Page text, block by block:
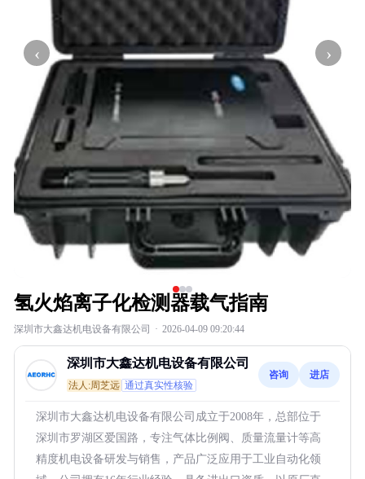
‹ ›
氢火焰离子化检测器载气指南
深圳市大鑫达机电设备有限公司 · 2026-04-09 09:20:44
深圳市大鑫达机电设备有限公司
法人:周芝远 通过真实性核验
咨询 进店
深圳市大鑫达机电设备有限公司成立于2008年，总部位于
深圳市罗湖区爱国路，专注气体比例阀、质量流量计等高
精度机电设备研发与销售，产品广泛应用于工业自动化领